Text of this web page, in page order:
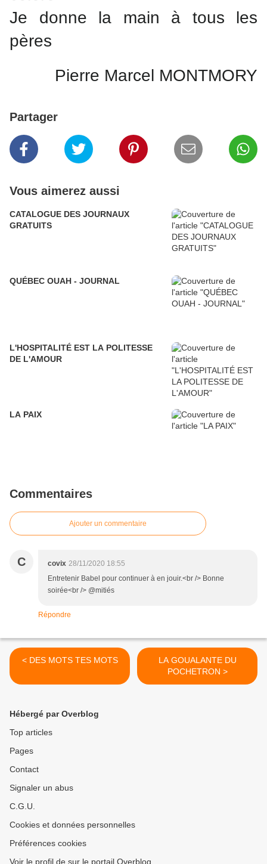
Je donne la main à tous les
pères
Pierre Marcel MONTMORY
Partager
Vous aimerez aussi
CATALOGUE DES JOURNAUX
GRATUITS
QUÉBEC OUAH - JOURNAL
L'HOSPITALITÉ EST LA POLITESSE
DE L'AMOUR
LA PAIX
Commentaires
Ajouter un commentaire
C covix 28/11/2020 18:55
Entretenir Babel pour continuer à en jouir.<br /> Bonne
soirée<br /> @mitiés
Répondre
< DES MOTS TES MOTS
LA GOUALANTE DU
POCHETRON >
Hébergé par Overblog
Top articles
Pages
Contact
Signaler un abus
C.G.U.
Cookies et données personnelles
Préférences cookies
Voir le profil de sur le portail Overblog